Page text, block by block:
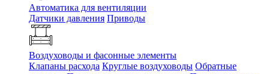
Автоматика для вентиляции
Датчики давления Приводы
Воздуховоды и фасонные элементы
Клапаны расхода Круглые воздуховоды Обратные